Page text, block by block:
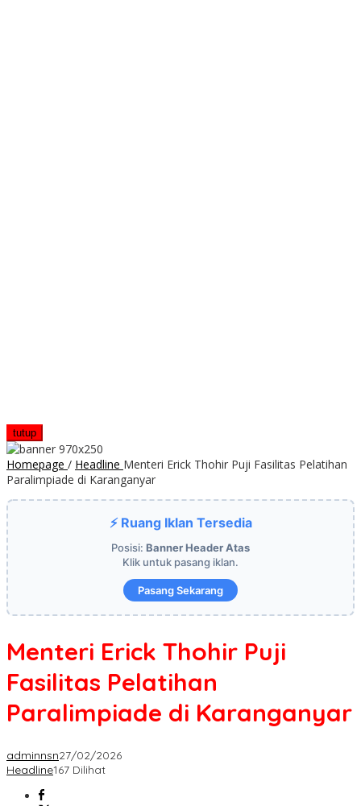
tutup
Homepage / Headline Menteri Erick Thohir Puji Fasilitas Pelatihan
Paralimpiade di Karanganyar
⚡ Ruang Iklan Tersedia
Posisi: Banner Header Atas
Klik untuk pasang iklan.
Pasang Sekarang
Menteri Erick Thohir Puji
Fasilitas Pelatihan
Paralimpiade di Karanganyar
adminnsn27/02/2026
Headline167 Dilihat